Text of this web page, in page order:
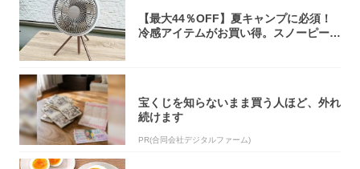
【最大44％OFF】夏キャンプに必須！
冷感アイテムがお買い得。スノーピー
宝くじを知らないまま買う人ほど、外れ
続けます
PR(合同会社デジタルファーム)